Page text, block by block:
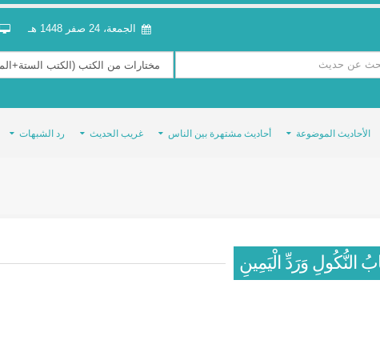
الجمعة، 24 صفر 1448 هـ
الأحاديث الموضوعة أحاديث مشتهرة بين الناس غريب الحديث رد الشبهات
النُّكُولِ وَرَدِّ الْيَمِينِ